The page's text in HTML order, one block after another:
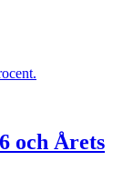
och Årets